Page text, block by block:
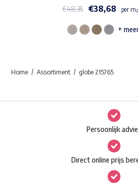
Waar ben je naar op zoek?
€48,35 €38,68 per
Deze
optie
kan
gekozen
op
+
Home Assortiment globe 215765
Persoonlijk
Direct online prijs